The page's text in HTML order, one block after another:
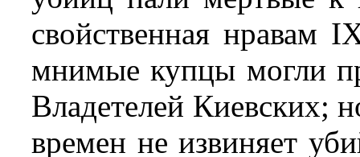
свойственная нравам
мнимые купцы могли
Владетелей Киевских;
времен не извиняет